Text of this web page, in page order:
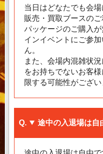
当日はどなたでも会場
販売・買取ブースの
パッケージのご購入
インイベントにご参
ん。
また、会場内混雑状
をお持ちでないお客
限する可能性がござい
途中の入退場は自